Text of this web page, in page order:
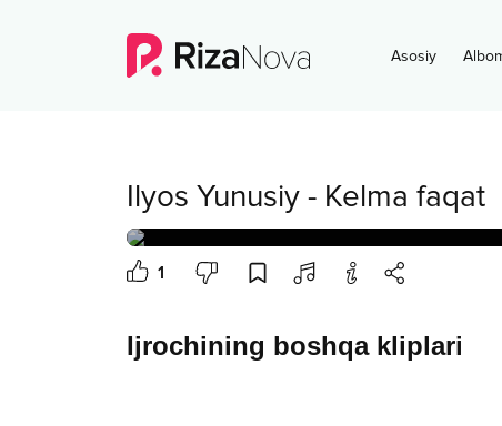
Asosiy
Ilyos Yunusiy - Kelma faqat
1
Ijrochining boshqa kliplari